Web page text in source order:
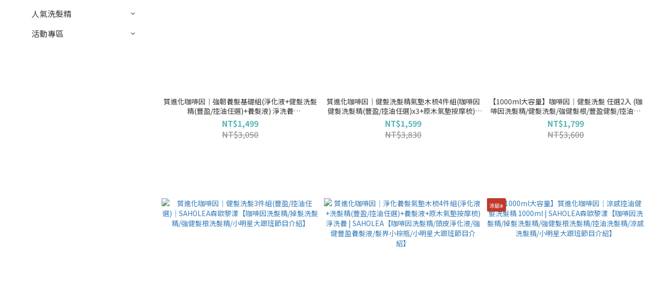
人氣洗髮精
活動專區
質進化咖啡因│強韌養髮基礎組(淨化液+健髮洗髮
精(豐盈/控油任選)+養髮液) 淨洗養
│SAHOLEA【咖啡因洗髮精/掉髮洗髮精/強健髮根
洗髮精/髮界小棕瓶/小明星大跟班節目介紹】
NT$1,499
NT$3,050
質進化咖啡因│健髮洗髮精氣墊木梳4件組(咖啡因
健髮洗髮精(豐盈/控油任選)x3+原木氣墊按摩梳) |
SAHOLEA森歐黎漾【豐盈養護/咖啡因洗髮精/頭皮
養護】
NT$1,599
NT$3,830
【1000ml大容量】咖啡因│健髮洗髮 任選2入 (咖
啡因洗髮精/健髮洗髮/強健髮根/豐盈健髮/控油健
髮/掉髮洗髮精/強健髮根洗髮精/髮界小棕瓶/涼感/
頭皮養護) ｜SAHOLEA森歐黎漾
NT$1,799
NT$3,600
涼感❄️